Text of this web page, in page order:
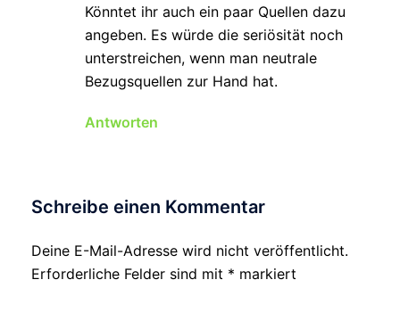
Könntet ihr auch ein paar Quellen dazu
angeben. Es würde die seriösität noch
unterstreichen, wenn man neutrale
Bezugsquellen zur Hand hat.
Antworten
Schreibe einen Kommentar
Deine E-Mail-Adresse wird nicht veröffentlicht.
Erforderliche Felder sind mit * markiert